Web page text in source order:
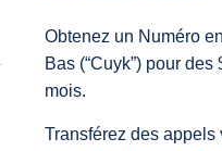
Obtenez un Numéro
Bas (“Cuyk”) pour
mois.
Transférez des